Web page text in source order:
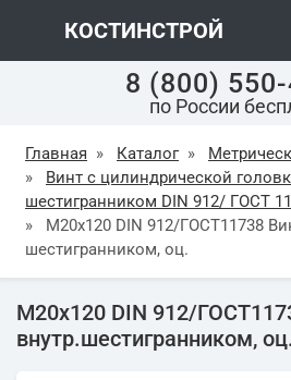
КОСТИНСТРОЙ
8 (800)
по России
Главная » Каталог »
»
Винт с цилиндрической
шестигранником DIN 912/ ГОСТ
»
М20х120 DIN 912/ГОСТ11738
шестигранником, оц.
М20х120 DIN 912/
внутр.шестигранником, оц.